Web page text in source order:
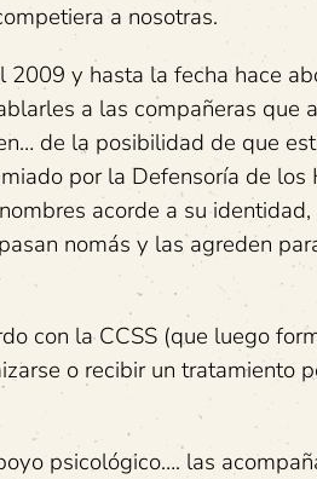
a nosotras.
y hasta la fecha hace
a las compañeras que
de la posibilidad de que
por la Defensoría de
acorde a su
nomás y las agreden
con la CCSS (que luego
o recibir un tratamiento
psicológico…. las